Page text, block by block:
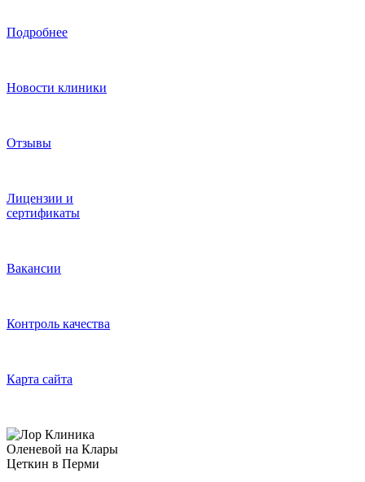
Подробнее
Новости клиники
Отзывы
Лицензии и
сертификаты
Вакансии
Контроль качества
Карта сайта